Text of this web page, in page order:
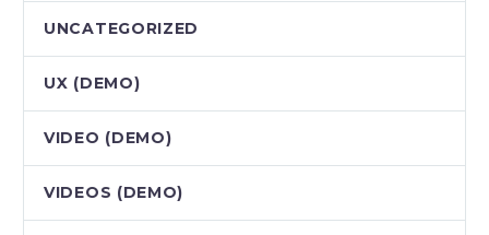
UNCATEGORIZED
UX (DEMO)
VIDEO (DEMO)
VIDEOS (DEMO)